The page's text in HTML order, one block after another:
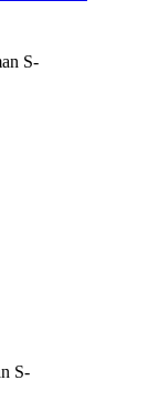
S-
S-